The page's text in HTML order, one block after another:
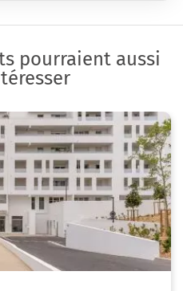
pourraient aussi